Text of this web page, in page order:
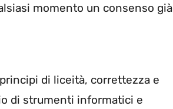
momento un consenso già
di liceità, correttezza e
di strumenti informatici e